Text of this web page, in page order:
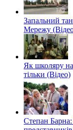
Запальний
Мережу
Як школяру
тільки (Відео)
Степан